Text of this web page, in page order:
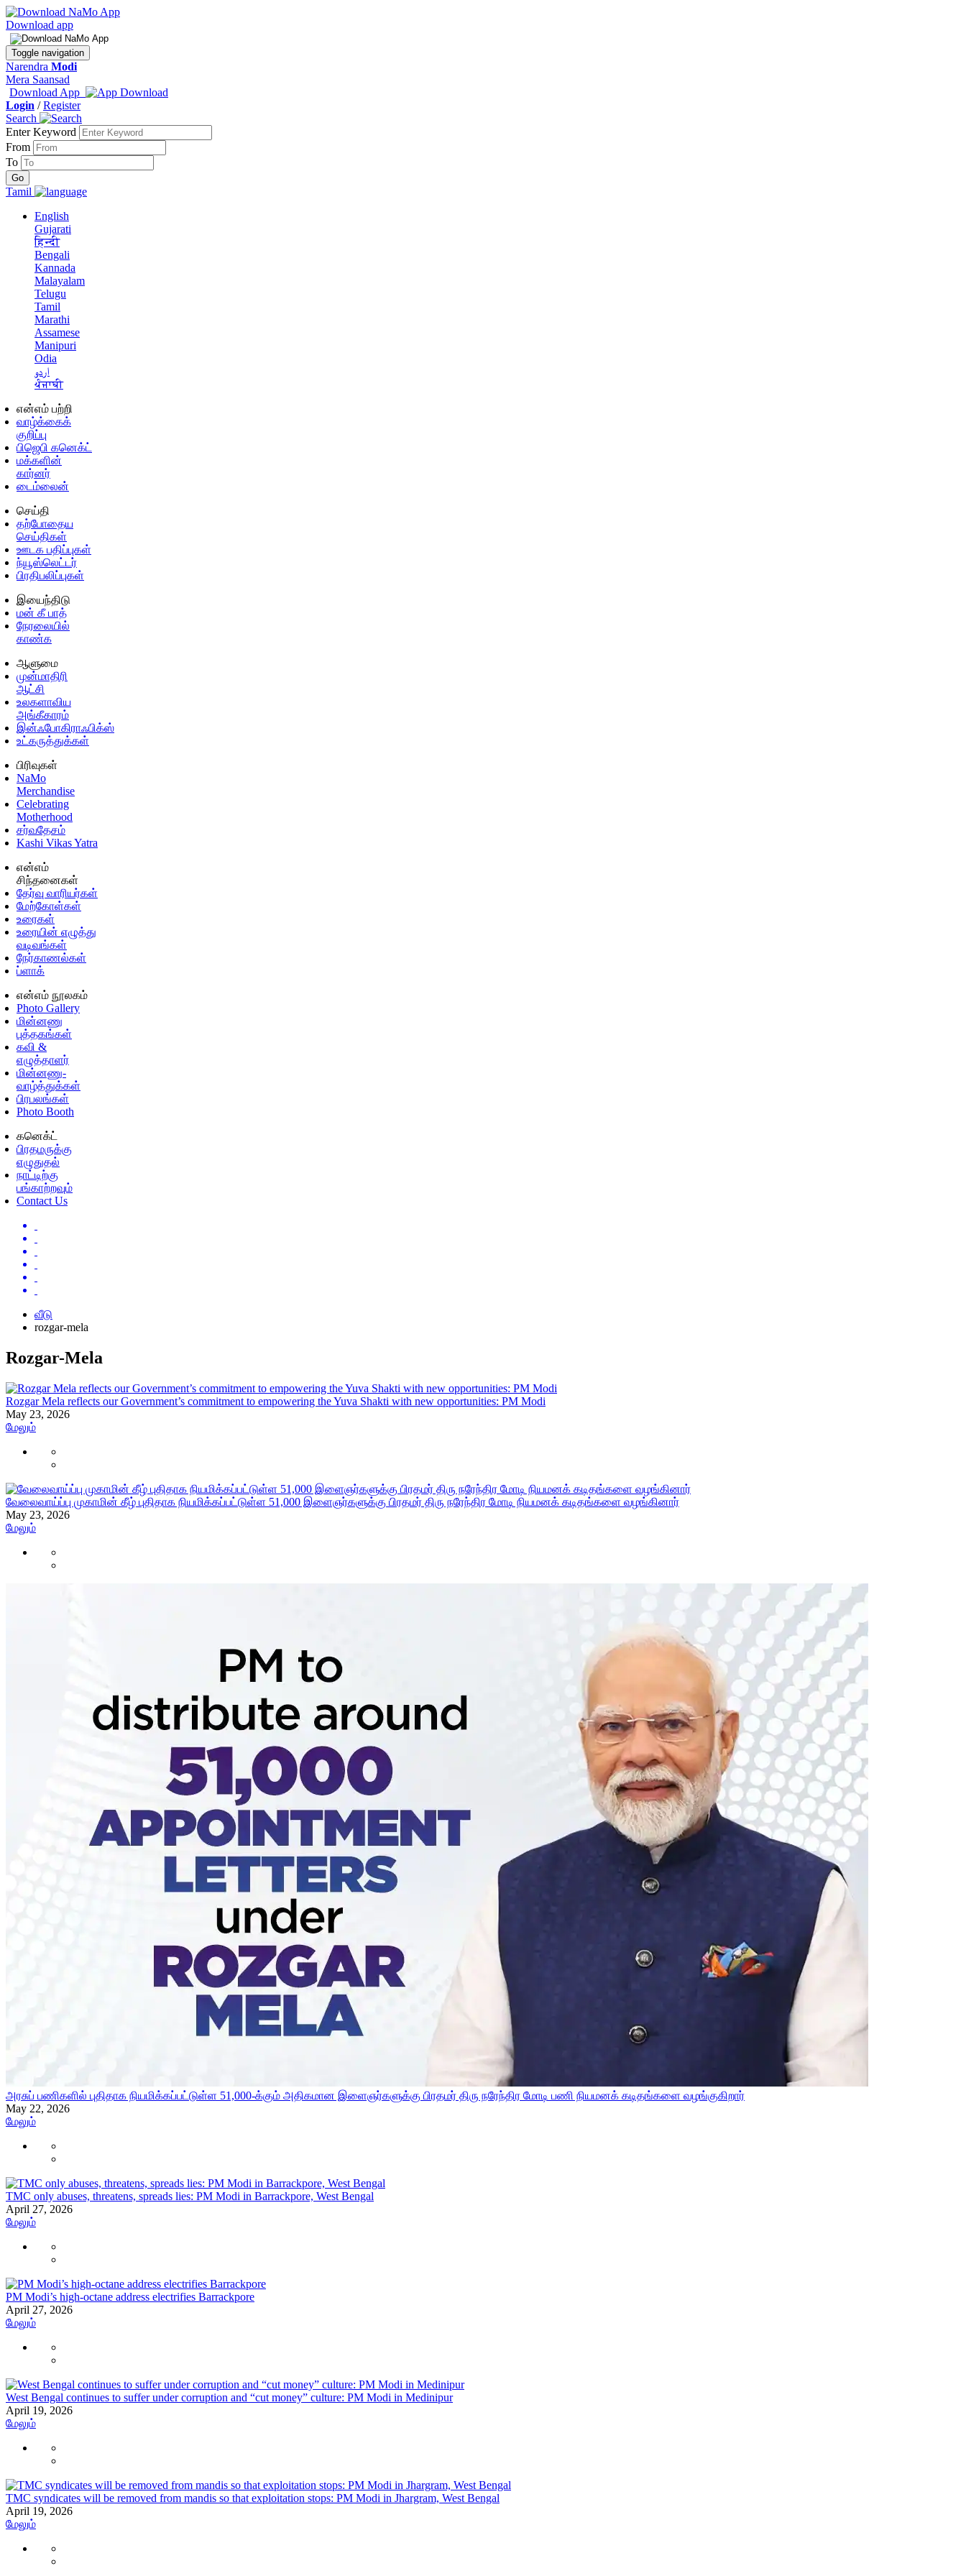
Download app
Toggle navigation
Narendra Modi
Mera Saansad
Download App
Login /Register
Search
Enter Keyword
From
To
Tamil
English
Gujarati
हिन्दी
Bengali
Kannada
Malayalam
Telugu
Tamil
Marathi
Assamese
Manipuri
Odia
اردو
ਪੰਜਾਬੀ
என்எம் பற்றி
வாழ்க்கைக்
குறிப்பு
பிஜெபி கனெக்ட்
மக்களின்
கார்னர்
டைம்லைன்
செய்தி
தற்போதைய
செய்திகள்
ஊடக பதிப்புகள்
ந்யூஸ்லெட்டர்
பிரதிபலிப்புகள்
இயைந்திடு
மன் கீ பாத்
நேரலையில்
காண்க
ஆளுமை
முன்மாதிரி
ஆட்சி
உலகளாவிய
அங்கீகாரம்
இன்ஃபோகிராஃபிக்ஸ்
உட்கருத்துக்கள்
பிரிவுகள்
NaMo
Merchandise
Celebrating
Motherhood
சர்வதேசம்
Kashi Vikas Yatra
என்எம்
சிந்தனைகள்
தேர்வு வாரியர்கள்
மேற்கோள்கள்
உரைகள்
உரையின் எழுத்து
வடிவங்கள்
நேர்காணல்கள்
ப்ளாக்
என்எம் நூலகம்
Photo Gallery
மின்னணு
புத்தகங்கள்
கவி &
எழுத்தாளர்
மின்னணு-
வாழ்த்துக்கள்
பிரபலங்கள்
Photo Booth
கனெக்ட்
பிரதமருக்கு
எழுதுதல்
நாட்டிற்கு
பங்காற்றவும்
Contact Us
வீடு
rozgar-mela
Rozgar-Mela
Rozgar Mela reflects our Government’s commitment to empowering the Yuva Shakti with new opportunities: PM Modi
May 23, 2026
மேலும்
வேலைவாய்ப்பு முகாமின் கீழ் புதிதாக நியமிக்கப்பட்டுள்ள 51,000 இளைஞர்களுக்கு பிரதமர் திரு நரேந்திர மோடி நியமனக் கடிதங்களை வழங்கினார்
May 23, 2026
மேலும்
அரசுப் பணிகளில் புதிதாக நியமிக்கப்பட்டுள்ள 51,000-க்கும் அதிகமான இளைஞர்களுக்கு பிரதமர் திரு நரேந்திர மோடி பணி நியமனக் கடிதங்களை வழங்குகிறார்
May 22, 2026
மேலும்
TMC only abuses, threatens, spreads lies: PM Modi in Barrackpore, West Bengal
April 27, 2026
மேலும்
PM Modi’s high-octane address electrifies Barrackpore
April 27, 2026
மேலும்
West Bengal continues to suffer under corruption and “cut money” culture: PM Modi in Medinipur
April 19, 2026
மேலும்
TMC syndicates will be removed from mandis so that exploitation stops: PM Modi in Jhargram, West Bengal
April 19, 2026
மேலும்